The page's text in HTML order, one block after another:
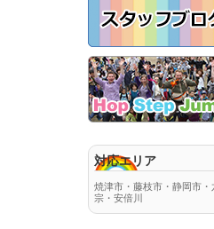
対応エリア
焼津市・藤枝市・静岡市
宗・安倍川